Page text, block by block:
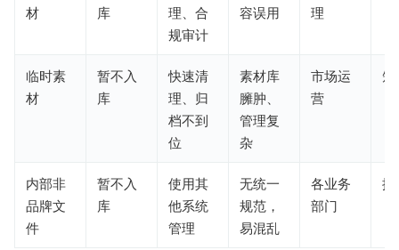
材
库
理、合
规审计
容误用
理
临时素
材
暂不入
库
快速清
理、归
档不到
位
素材库
臃肿、
管理复
杂
市场运
营
短
内部非
品牌文
件
暂不入
库
使用其
他系统
管理
无统一
规范，
易混乱
各业务
部门
按